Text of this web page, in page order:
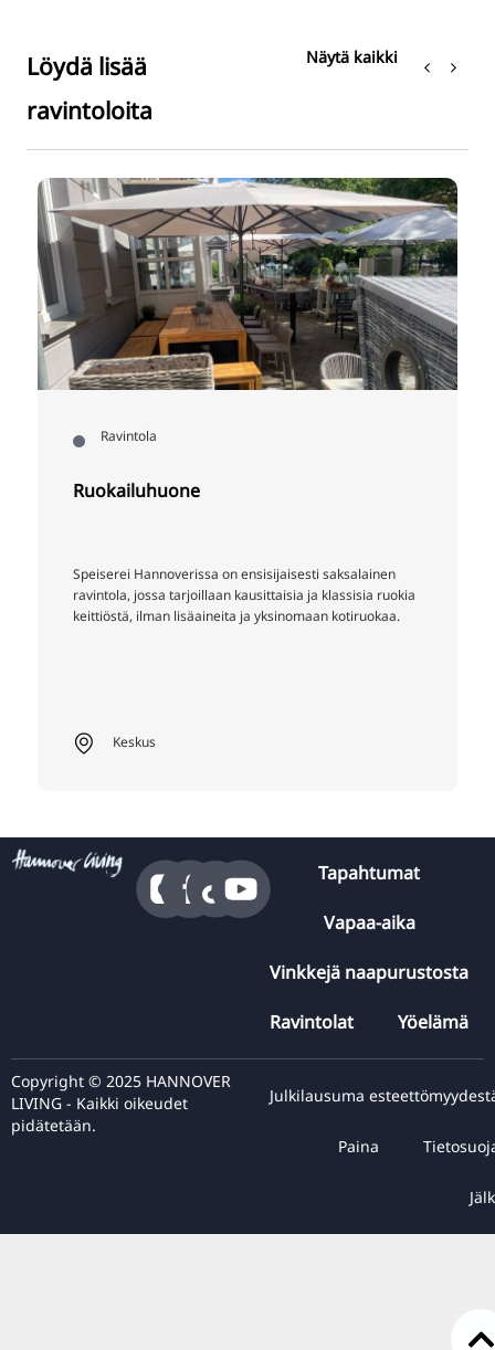
Löydä lisää
ravintoloita
Näytä kaikki
Ravintola
Ruokailuhuone
Speiserei Hannoverissa on ensisijaisesti saksalainen
ravintola, jossa tarjoillaan kausittaisia ja klassisia ruokia
keittiöstä, ilman lisäaineita ja yksinomaan kotiruokaa.
Keskus
Tapahtumat
Vapaa-aika
Vinkkejä naapurustosta
Ravintolat Yöelämä
Copyright © 2025 HANNOVER
LIVING - Kaikki oikeudet
pidätetään.
Julkilausuma
Paina